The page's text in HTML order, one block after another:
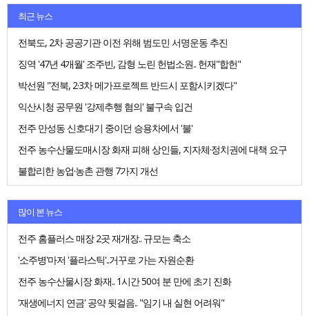
최근 뉴스
전북도, 2차 공공기관 이전 위해 범도민 서명운동 추진
징역 '47년 4개월' 조주빈, 감형 노린 헌법소원.. 헌재"합헌"
박선원 "전북, 2·3차 메가프로젝트 반드시 포함시키겠다"
익산시청 공무원 '강제추행 혐의' 불구속 입건
전주 만성동 신호대기 중이던 승용차에서 '불'
전주 농수산물도매시장 화재 피해 상인들, 지자체·정치권에 대책 요구
불합리한 농업·농촌 관행 7가지 개선
많이 본 뉴스
전주 홈플러스 매장 2곳 재개장.. 규모는 축소
'소주병'마저 '플라스틱'..거꾸로 가는 자원순환
전주 농수산물시장 화재.. 1시간 50여 분 만에 초기 진화
'재생에너지 연금' 공약 뒷걸음.. "임기 내 실현 어려워"